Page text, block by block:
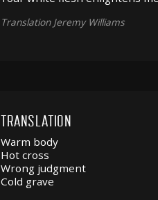
Translation Jeremy Williams
TRANSLATION
Warm body
Hot cross
Wrong judgment
Cold grave